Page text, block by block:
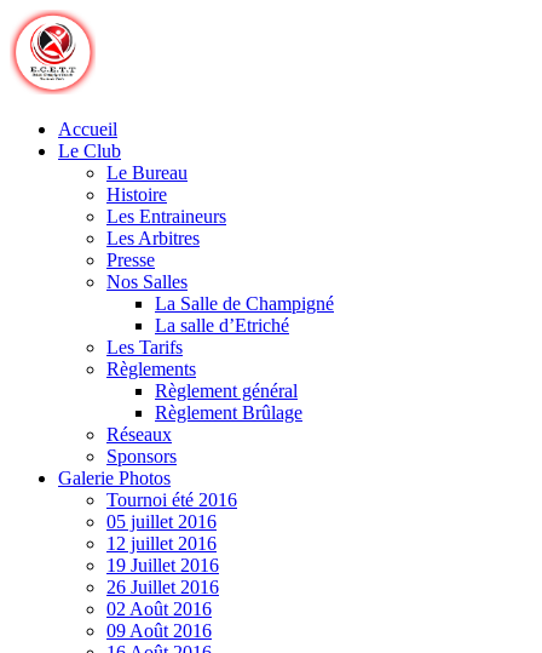
Skip
to
content
Accueil
Le Club
Le Bureau
Histoire
Les Entraineurs
Les Arbitres
Presse
Nos Salles
La Salle de Champigné
La salle d’Etriché
Les Tarifs
Règlements
Règlement général
Règlement Brûlage
Réseaux
Sponsors
Galerie Photos
Tournoi été 2016
05 juillet 2016
12 juillet 2016
19 Juillet 2016
26 Juillet 2016
02 Août 2016
09 Août 2016